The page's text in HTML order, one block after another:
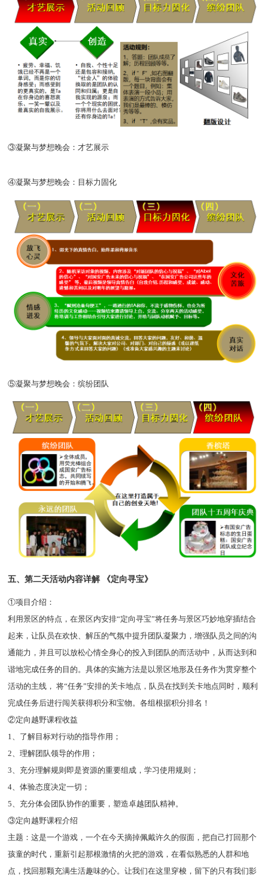
③凝聚与梦想晚会：才艺展示
④凝聚与梦想晚会：目标力固化
⑤凝聚与梦想晚会：缤纷团队
五、第二天活动内容详解 《定向寻宝》
①项目介绍：
利用景区的特点，在景区内安排“定向寻宝”将任务与景区巧妙地穿插结合
起来，让队员在欢快、解压的气氛中提升团队凝聚力，增强队员之间的沟
通能力，并且可以放松心情全身心的投入到团队的而活动中，从而达到和
谐地完成任务的目的。具体的实施方法是以景区地形及任务作为贯穿整个
活动的主线， 将“任务”安排的关卡地点，队员在找到关卡地点同时，顺利
完成任务后进行闯关获得积分和宝物。各组根据积分排名！
②定向越野课程收益
1、了解目标对行动的指导作用；
2、理解团队领导的作用；
3、充分理解规则即是资源的重要组成，学习使用规则；
4、体验态度决定一切；
5、充分体会团队协作的重要，塑造卓越团队精神。
③定向越野课程介绍
主题：这是一个游戏，一个在今天摘掉佩戴许久的假面，把自己打回那个
孩童的时代，重新引起那根激情的火把的游戏，在看似熟悉的人群和地
点，找回那颗充满生活趣味的心。让我们在这里穿梭，留下的只有我们影